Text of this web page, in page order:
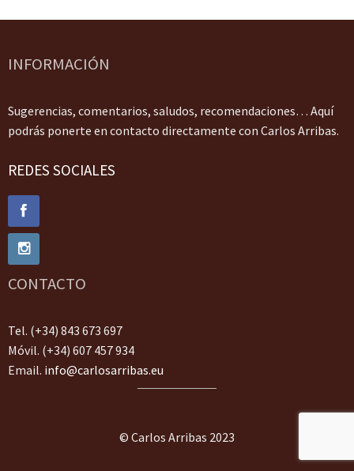
INFORMACIÓN
Sugerencias, comentarios, saludos, recomendaciones… Aquí
podrás ponerte en contacto directamente con Carlos Arribas.
REDES SOCIALES
CONTACTO
Tel. (+34) 843 673 697
Móvil. (+34) 607 457 934
Email. info@carlosarribas.eu
© Carlos Arribas 2023